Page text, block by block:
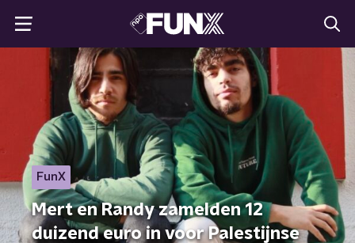
FunX
Mert en Randy zamelden 12
duizend euro in voor Palestijnse